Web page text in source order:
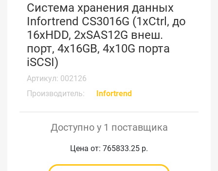
Система хранения данных
Infortrend CS3016G (1xCtrl, до
16xHDD, 2xSAS12G внеш.
порт, 4x16GB, 4x10G порта
iSCSI)
Артикул: 002126
Производитель:
Infortrend
Доступно у 1 поставщика
Цена от: 765833.25 р.